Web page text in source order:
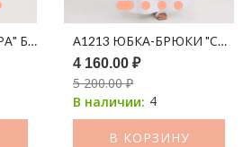
БЕЛЫЙ ПРИНТ ПОЛОСКА
А1213 ЮБКА-БРЮКИ
4 160.00 ₽
5 200.00 ₽
В наличии: 4
В КОРЗИНУ